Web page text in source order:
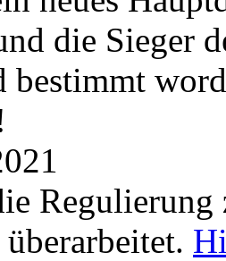
die Sieger
bestimmt